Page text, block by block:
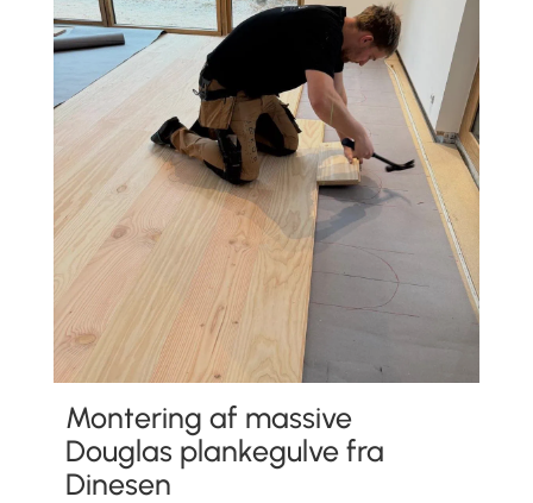
Montering af massive
Douglas plankegulve fra
Dinesen